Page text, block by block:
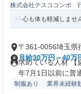
株式会社テスココンポ
心も体も軽減しませ
〒361-0056埼玉県
月給30万円～40万
求めている人材 【
年7月1日以前に普
制服あり 業界未経験